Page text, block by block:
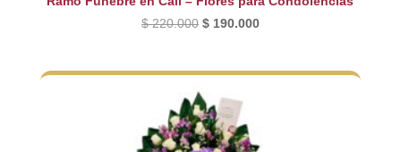
$220.000 El
$ 220.000.
$190.000El